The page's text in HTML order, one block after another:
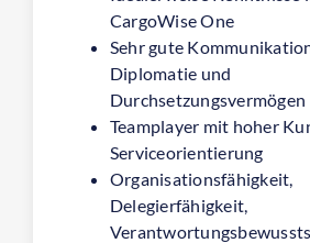
CargoWise One
Sehr gute
Diplomatie und
Durchsetzungsvermögen
Teamplayer mit hoher
Serviceorientierung
Organisationsfähigkeit,
Delegierfähigkeit,